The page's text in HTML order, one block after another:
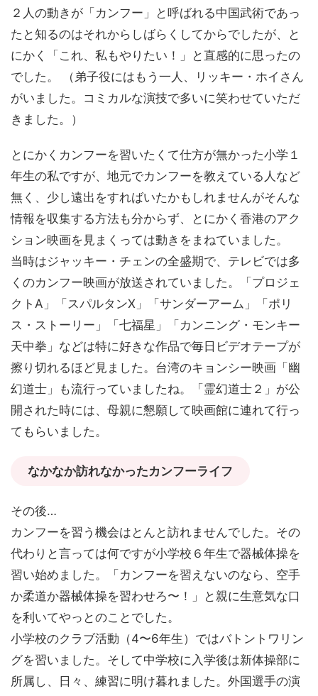
２人の動きが「カンフー」と呼ばれる中国武術であっ
たと知るのはそれからしばらくしてからでしたが、と
にかく「これ、私もやりたい！」と直感的に思ったの
でした。 （弟子役にはもう一人、リッキー・ホイさん
がいました。コミカルな演技で多いに笑わせていただ
きました。）
とにかくカンフーを習いたくて仕方が無かった小学１
年生の私ですが、地元でカンフーを教えている人など
無く、少し遠出をすればいたかもしれませんがそんな
情報を収集する方法も分からず、とにかく香港のアク
ション映画を見まくっては動きをまねていました。
当時はジャッキー・チェンの全盛期で、テレビでは多
くのカンフー映画が放送されていました。「プロジェ
クトA」「スパルタンX」「サンダーアーム」「ポリ
ス・ストーリー」「七福星」「カンニング・モンキー
天中拳」などは特に好きな作品で毎日ビデオテープが
擦り切れるほど見ました。台湾のキョンシー映画「幽
幻道士」も流行っていましたね。「霊幻道士２」が公
開された時には、母親に懇願して映画館に連れて行っ
てもらいました。
なかなか訪れなかったカンフーライフ
その後…
カンフーを習う機会はとんと訪れませんでした。その
代わりと言っては何ですが小学校６年生で器械体操を
習い始めました。「カンフーを習えないのなら、空手
か柔道か器械体操を習わせろ〜！」と親に生意気な口
を利いてやっとのことでした。
小学校のクラブ活動（4〜6年生）ではバトントワリン
グを習いました。そして中学校に入学後は新体操部に
所属し、日々、練習に明け暮れました。外国選手の演